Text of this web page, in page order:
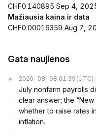
CHF0.140895 Sep 4,
Mažiausia kaina ir data
CHF0.00016359 Aug 7,
Gata naujienos
2026-08-08 01:39 (UTC)
July nonfarm payrolls
clear answer; the
whether to raise rates
inflation.